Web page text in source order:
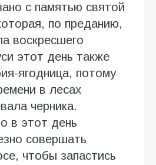
с памятью святой
по преданию,
воскресшего
этот день также
ягодница, потому
в лесах
черника.
в этот день
совершать
чтобы запастись